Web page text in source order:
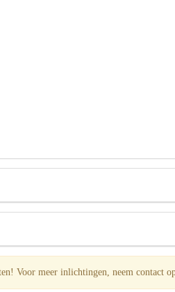
Voor meer inlichtingen, neem contact